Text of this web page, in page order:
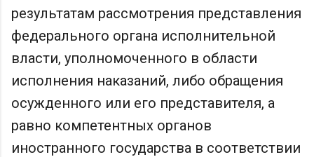
результатам рассмотрения представления
федерального органа исполнительной
власти, уполномоченного в области
исполнения наказаний, либо обращения
осужденного или его представителя, а
равно компетентных органов
иностранного государства в соответствии